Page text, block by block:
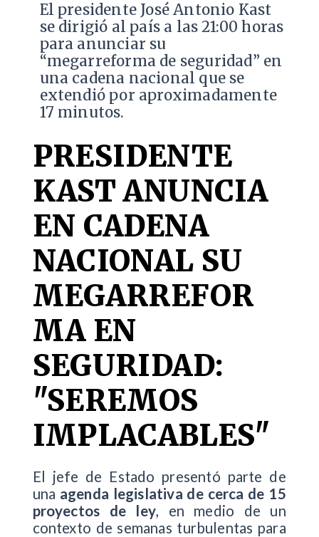
El presidente José Antonio Kast
se dirigió al país a las 21:00 horas
para anunciar su
“megarreforma de seguridad” en
una cadena nacional que se
extendió por aproximadamente
17 minutos.
PRESIDENTE
KAST ANUNCIA
EN CADENA
NACIONAL SU
MEGARREFOR
MA EN
SEGURIDAD:
"SEREMOS
IMPLACABLES"
El jefe de Estado presentó parte de
una agenda legislativa de cerca de 15
proyectos de ley, en medio de un
contexto de semanas turbulentas para